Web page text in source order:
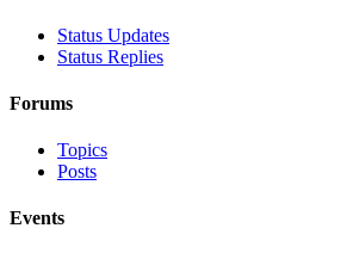
Status Updates
Status Replies
Forums
Topics
Posts
Events